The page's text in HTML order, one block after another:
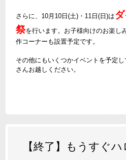
さらに、10月10日(土)・11日(日)は
祭を行います。お子様向けのお楽し
作コーナーも設置予定です。
その他にもいくつかイベントを予定
さんお越しください。
【終了】もうすぐ